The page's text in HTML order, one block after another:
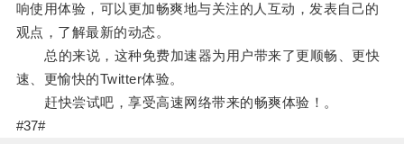
响使用体验，可以更加畅爽地与关注的人互动，发表自己的
观点，了解最新的动态。
总的来说，这种免费加速器为用户带来了更顺畅、更快
速、更愉快的Twitter体验。
赶快尝试吧，享受高速网络带来的畅爽体验！。
#37#